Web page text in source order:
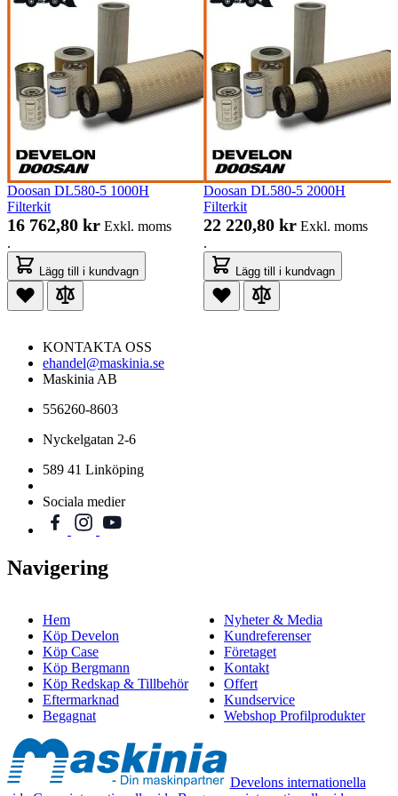
Doosan DL580-5 1000H
Filterkit
16 762,80 kr Exkl. moms
.
Lägg till i kundvagn
Doosan DL580-5 2000H
Filterkit
22 220,80 kr Exkl. moms
.
Lägg till i kundvagn
KONTAKTA OSS
ehandel@maskinia.se
Maskinia AB
556260-8603
Nyckelgatan 2-6
589 41 Linköping
Sociala medier
Navigering
Hem
Köp Develon
Köp Case
Köp Bergmann
Köp Redskap & Tillbehör
Eftermarknad
Begagnat
Nyheter & Media
Kundreferenser
Företaget
Kontakt
Offert
Kundservice
Webshop Profilprodukter
Develons internationella